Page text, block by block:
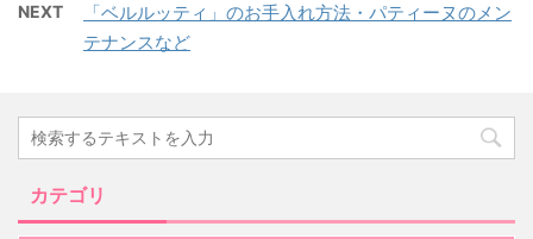
NEXT
「ベルルッティ」のお手入れ方法・パティーヌのメン
テナンスなど
カテゴリ